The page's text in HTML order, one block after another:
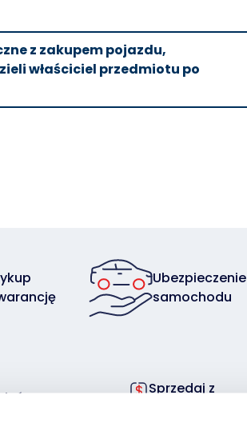
z zakupem pojazdu,
właściciel przedmiotu po
Ubezpieczenie
samochodu
Sprzedaj z